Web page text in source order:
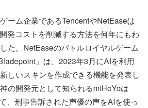
ーム企業であるTencentやNetEaseは
発コストを削減する方法を何年にもわ
た。NetEaseのバトルロイヤルゲーム
」は、2023年3月にAIを利用
しいスキンを作成できる機能を発表し
の開発元として知られるmiHoYoは
、刑事告訴された声優の声をAIを使っ